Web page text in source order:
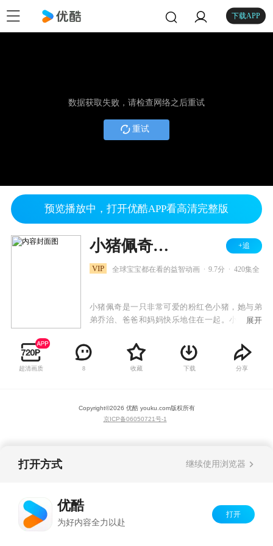
下载APP
数据获取失败，请检查网络之后重试
重试
预览播放中，打开优酷APP看高清完整版
小猪佩奇全集 +追
VIP 全球宝宝都在看的益智动画 9.7分 420集全
小猪佩奇是一只非常可爱的粉红色小猪，她与弟
弟乔治、爸爸和妈妈快乐地住在一起。小猪佩奇
假和住在小泥坑里快乐的跳上跳下！除了这些，
她还喜欢到处探险，虽然有些时候会遇到一些小
状况，但总可以化险为夷，而且都会带给大家意
展开
超清画质 8 收藏 下载 分享
Copyright©2026 优酷 youku.com版权所有
京ICP备06050721号-1
打开方式 继续使用浏览器
优酷
为好内容全力以赴
打开